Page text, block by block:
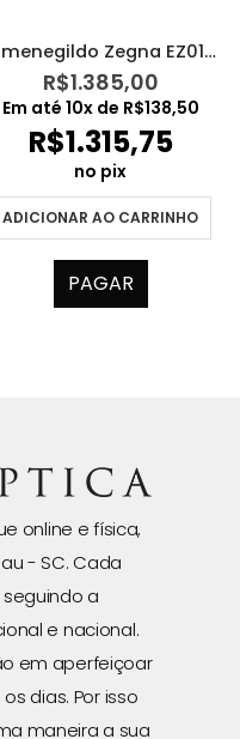
Ermenegildo Zegna EZ0169 52N
R$1.385,00
Em até 10x de R$138,50
R$1.315,75
no pix
ADICIONAR AO CARRINHO
PAGAR
online e física,
- SC. Cada
a
e nacional.
em aperfeiçoar
dias. Por isso
maneira a sua